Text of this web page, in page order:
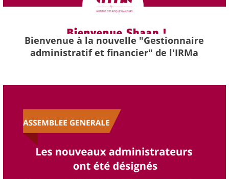
Bienvenue à la nouvelle "Gestionnaire
administratif et financier" de l'IRMa